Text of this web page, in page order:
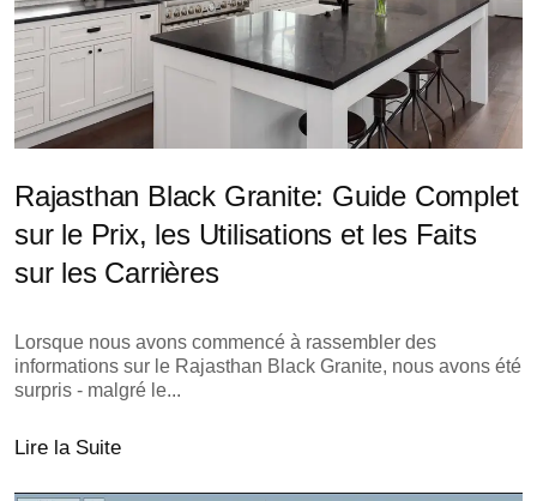
Rajasthan Black Granite: Guide Complet
sur le Prix, les Utilisations et les Faits
sur les Carrières
Lorsque nous avons commencé à rassembler des
informations sur le Rajasthan Black Granite, nous avons été
surpris - malgré le...
Lire la Suite